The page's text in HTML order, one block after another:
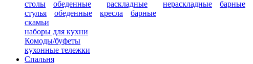
столы
обеденные раскладные нераскладные барные
стулья
обеденные кресла
барные
скамьи
наборы для кухни
Комоды/буфеты
кухонные тележки
Спальня